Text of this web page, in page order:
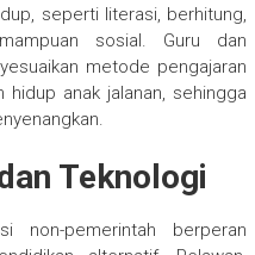
seperti literasi, berhitung,
sosial. Guru dan
metode pengajaran
anak jalanan, sehingga
Teknologi
non-pemerintah berperan